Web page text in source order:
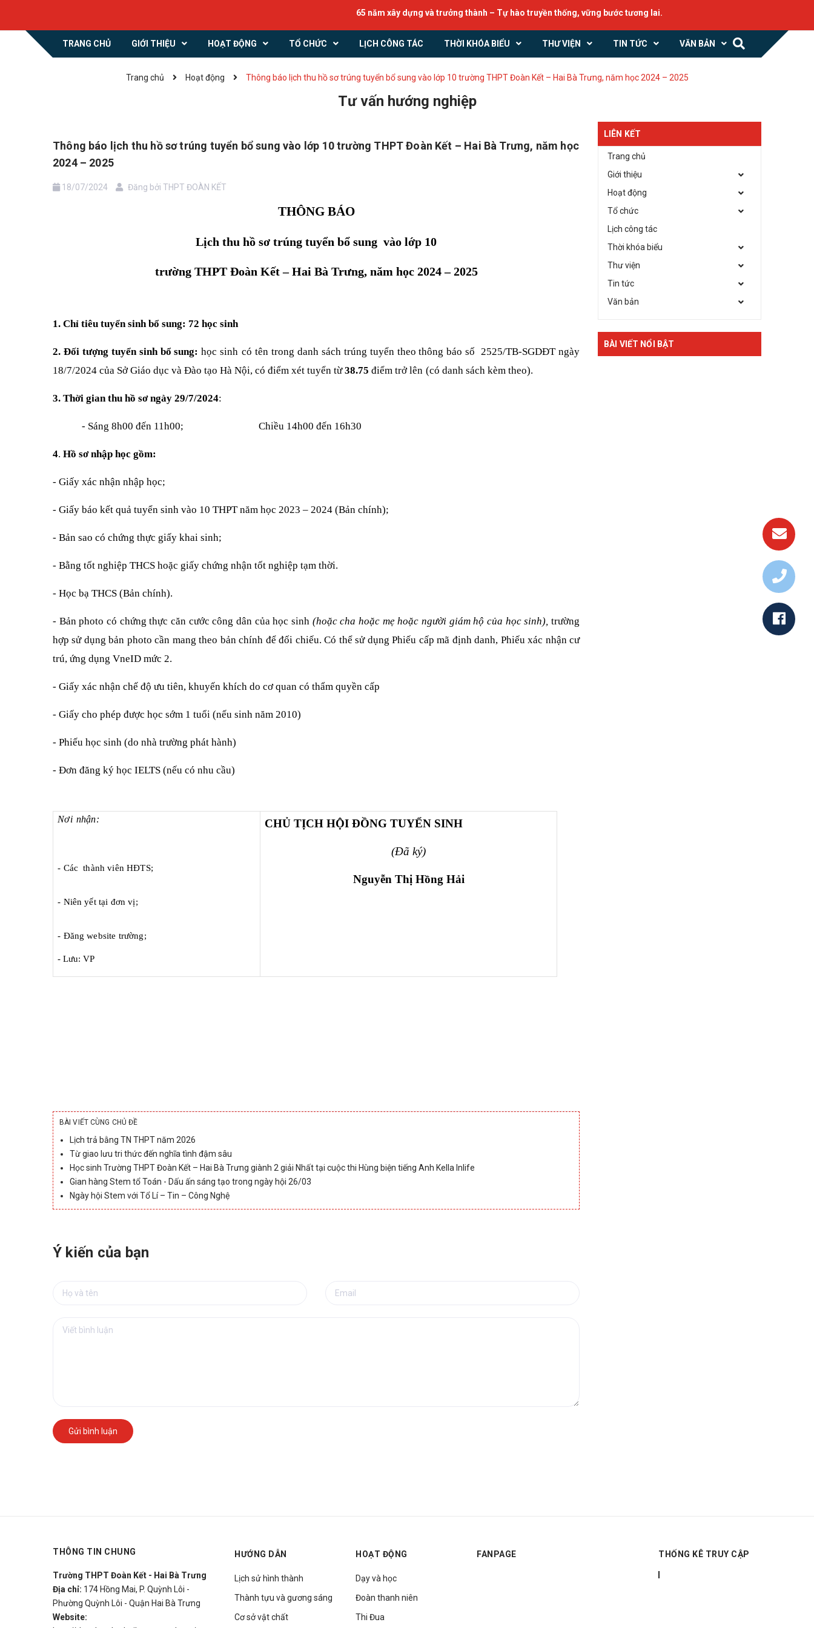
65 năm xây dựng và trưởng thành – Tự hào truyền thống, vững bước tương lai.
TRANG CHỦ GIỚI THIỆU HOẠT ĐỘNG TỔ CHỨC LỊCH CÔNG TÁC THỜI KHÓA BIỂU THƯ VIỆN TIN TỨC VĂN BẢN
Trang chủ Hoạt động Thông báo lịch thu hồ sơ trúng tuyển bổ sung vào lớp 10 trường THPT Đoàn Kết – Hai Bà Trưng, năm học 2024 – 2025
Tư vấn hướng nghiệp
Thông báo lịch thu hồ sơ trúng tuyển bổ sung vào lớp 10 trường THPT Đoàn Kết – Hai Bà Trưng, năm học
2024 – 2025
18/07/2024 Đăng bởi THPT ĐOÀN KẾT
THÔNG BÁO
Lịch thu hồ sơ trúng tuyển bổ sung vào lớp 10
trường THPT Đoàn Kết – Hai Bà Trưng, năm học 2024 – 2025
1. Chỉ tiêu tuyển sinh bổ sung: 72 học sinh
2. Đối tượng tuyển sinh bổ sung:học sinh có tên trong danh sách trúng tuyển theo thông báo số 2525/TB-SGDĐT ngày
18/7/2024 của Sở Giáo dục và Đào tạo Hà Nội, có điểm xét tuyển từ38.75 điểm trở lên (có danh sách kèm theo).
3. Thời gian thu hồ sơ ngày 29/7/2024:
- Sáng 8h00 đến 11h00; Chiều 14h00 đến 16h30
4. Hồ sơ nhập học gồm:
- Giấy xác nhận nhập học;
- Giấy báo kết quả tuyển sinh vào 10 THPT năm học 2023 – 2024 (Bản chính);
- Bản sao có chứng thực giấy khai sinh;
- Bằng tốt nghiệp THCS hoặc giấy chứng nhận tốt nghiệp tạm thời.
- Học bạ THCS (Bản chính).
- Bản photo có chứng thực căn cước công dân của học sinh (hoặc cha hoặc mẹ hoặc người giám hộ của học sinh),trường
hợp sử dụng bản photo cần mang theo bản chính để đối chiếu. Có thể sử dụng Phiếu cấp mã định danh, Phiếu xác nhận cư
trú, ứng dụng VneID mức 2.
- Giấy xác nhận chế độ ưu tiên, khuyến khích do cơ quan có thẩm quyền cấp
- Giấy cho phép được học sớm 1 tuổi (nếu sinh năm 2010)
- Phiếu học sinh (do nhà trường phát hành)
- Đơn đăng ký học IELTS (nếu có nhu cầu)
Nơi nhận:
- Các thành viên HĐTS;
- Niên yết tại đơn vị;
- Đăng website trường;
- Lưu: VP
CHỦ TỊCH HỘI ĐỒNG TUYỂN SINH
(Đã ký)
Nguyễn Thị Hồng Hải
BÀI VIẾT CÙNG CHỦ ĐỀ
Lịch trả bằng TN THPT năm 2026
Từ giao lưu tri thức đến nghĩa tình đậm sâu
Học sinh Trường THPT Đoàn Kết – Hai Bà Trưng giành 2 giải Nhất tại cuộc thi Hùng biện tiếng Anh Kella Inlife
Gian hàng Stem tổ Toán - Dấu ấn sáng tạo trong ngày hội 26/03
Ngày hội Stem với Tổ Lí – Tin – Công Nghệ
Ý kiến của bạn
Gửi bình luận
LIÊN KẾT
Trang chủ
Giới thiệu
Hoạt động
Tổ chức
Lịch công tác
Thời khóa biểu
Thư viện
Tin tức
Văn bản
BÀI VIẾT NỔI BẬT
THÔNG TIN CHUNG
Trường THPT Đoàn Kết - Hai Bà Trưng
Địa chỉ: 174 Hồng Mai, P. Quỳnh Lôi -
Phường Quỳnh Lôi - Quận Hai Bà Trưng
Website:
HƯỚNG DẪN
Lịch sử hình thành
Thành tựu và gương sáng
Cơ sở vật chất
HOẠT ĐỘNG
Dạy và học
Đoàn thanh niên
Thi Đua
FANPAGE THỐNG KÊ TRUY CẬP